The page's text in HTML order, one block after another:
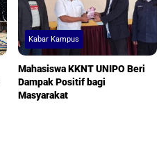
Kabar Kampus
Mahasiswa KKNT UNIPO Beri
Dampak Positif bagi
Masyarakat